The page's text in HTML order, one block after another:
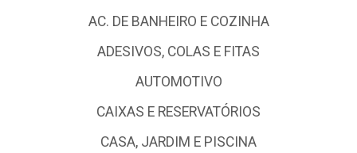
AC. DE BANHEIRO E COZINHA
ADESIVOS, COLAS E FITAS
AUTOMOTIVO
CAIXAS E RESERVATÓRIOS
CASA, JARDIM E PISCINA